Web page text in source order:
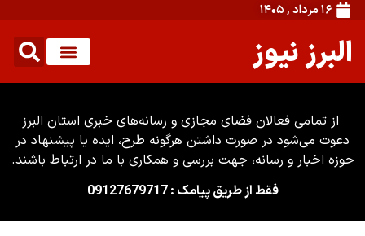
۱۶ مرداد , ۱۴۰۵
البرز نیوز
از تمامی فعالان فضای مجازی و رسانه‌های خبری استان البرز
دعوت می‌شود در صورت داشتن هرگونه طرح، ایده یا پیشنهاد در
حوزه اخبار و رسانه، جهت بررسی و همکاری با ما در ارتباط باشند.
فقط از طریق پیامک : 09127679717